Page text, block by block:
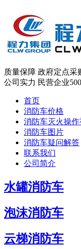
质量保障 政府定点采
公司实力 民营企业
首页
消防车价格
消防车灭火操作
消防车图片
消防车疑问解答
联系我们
公司简介
水罐消防车
泡沫消防车
云梯消防车